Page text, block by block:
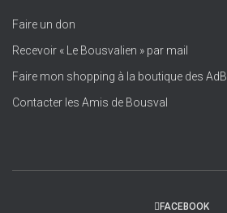
Faire un don
Recevoir « Le Bousvalien » par mail
Faire mon shopping à la boutique des AdB
Contacter les Amis de Bousval
FACEBOOK